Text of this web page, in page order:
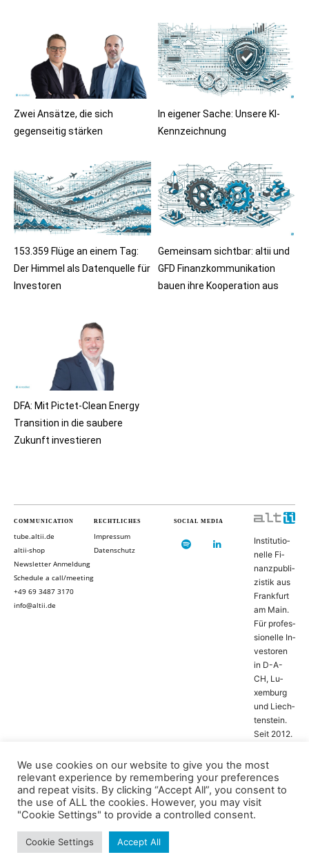
Zwei Ansätze, die sich
gegenseitig stärken
In eigener Sache: Unsere KI-
Kennzeichnung
153.359 Flüge an einem Tag:
Der Himmel als Datenquelle für
Investoren
Gemeinsam sichtbar: altii und
GFD Finanzkommunikation
bauen ihre Kooperation aus
DFA: Mit Pictet-Clean Energy
Transition in die saubere
Zukunft investieren
COMMUNICATION
tube.altii.de
altii-shop
Newsletter Anmeldung
Schedule a call/meeting
+49 69 3487 3170
info@altii.de
RECHTLICHES
Impressum
Datenschutz
SOCIAL MEDIA
In­sti­tu­ti­o­
nel­le Fi­
nanz­pu­bli­
zis­tik aus
Frank­furt
am Main.
Für pro­fes­
si­o­nel­le In­
ves­to­ren
in D-­A­-
CH, Lu­
xem­burg
und Liech­
ten­stein.
Seit 2012.
Germany
Reports
Travel & Leisure
We use cookies on our website to give you the most
relevant experience by remembering your preferences
and repeat visits. By clicking “Accept All”, you consent to
the use of ALL the cookies. However, you may visit
"Cookie Settings" to provide a controlled consent.
Cookie Settings Accept All